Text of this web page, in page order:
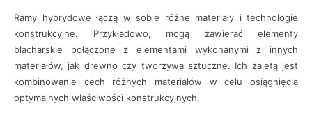
Ramy hybrydowe łączą w sobie różne materiały i technologie
konstrukcyjne. Przykładowo, mogą zawierać elementy
blacharskie połączone z elementami wykonanymi z innych
materiałów, jak drewno czy tworzywa sztuczne. Ich zaletą jest
kombinowanie cech różnych materiałów w celu osiągnięcia
optymalnych właściwości konstrukcyjnych.